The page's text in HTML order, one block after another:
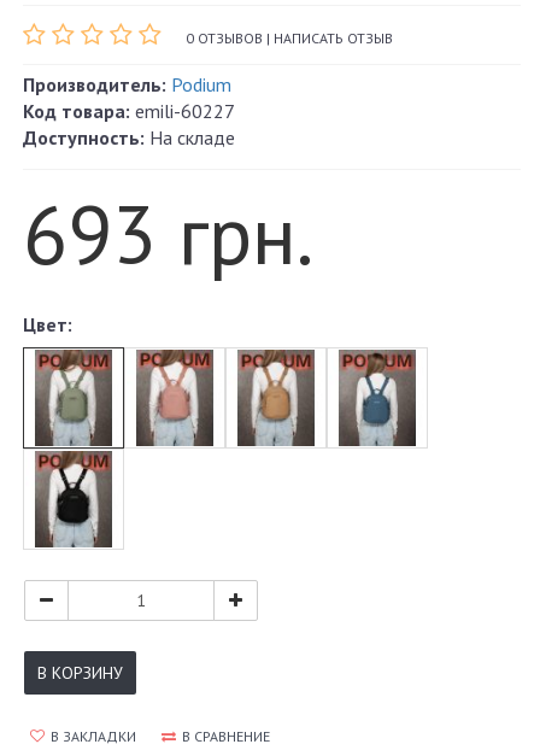
0 ОТЗЫВОВ | НАПИСАТЬ ОТЗЫВ
Производитель: Podium
Код товара: emili-60227
Доступность: На складе
693 грн.
Цвет:
В КОРЗИНУ
В ЗАКЛАДКИ В СРАВНЕНИЕ